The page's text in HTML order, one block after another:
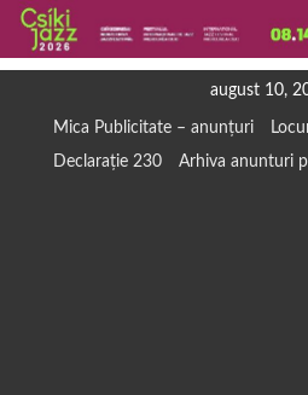
august 10,
Mica Publicitate – anunțuri
Declarație 230
Arhiva anunturi